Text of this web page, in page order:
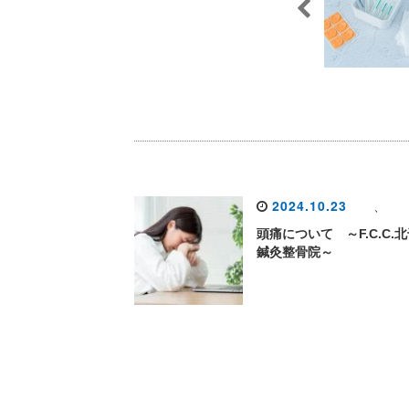
2024.10.23
頭痛について ～F.C.C.北
鍼灸整骨院～